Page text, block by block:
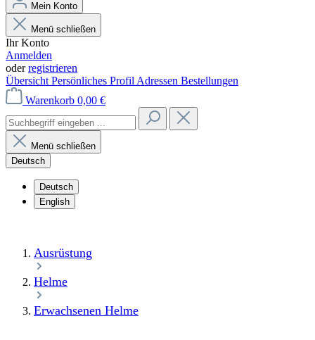
Mein Konto
Menü schließen
Ihr Konto
Anmelden
oderregistrieren
Übersicht Persönliches Profil Adressen Bestellungen
Warenkorb 0,00 €
Menü schließen
Deutsch
Deutsch
English
Ausrüstung
Helme
Erwachsenen Helme